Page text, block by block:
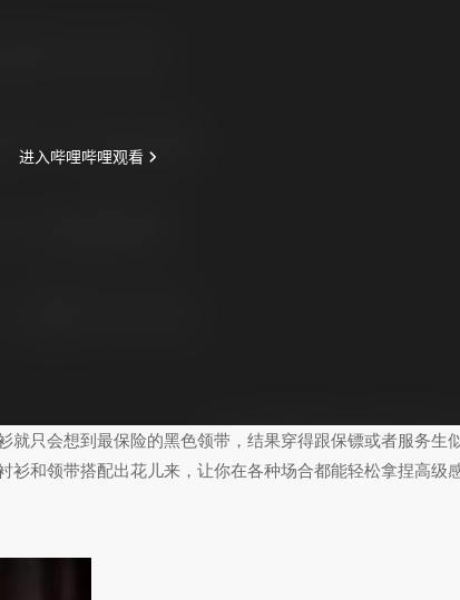
只会想到最保险的黑色领带，结果穿得跟保镖或者服务生
和领带搭配出花儿来，让你在各种场合都能轻松拿捏高级感